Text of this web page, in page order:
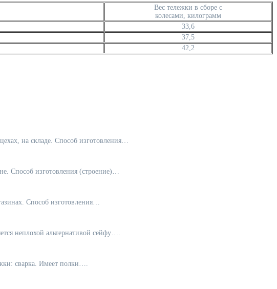
Вес тележки в сборе с
колесами, килограмм
33,6
37,5
42,2
на складе. Способ изготовления…
Способ изготовления (строение)…
Способ изготовления…
неплохой альтернативой сейфу….
сварка. Имеет полки….